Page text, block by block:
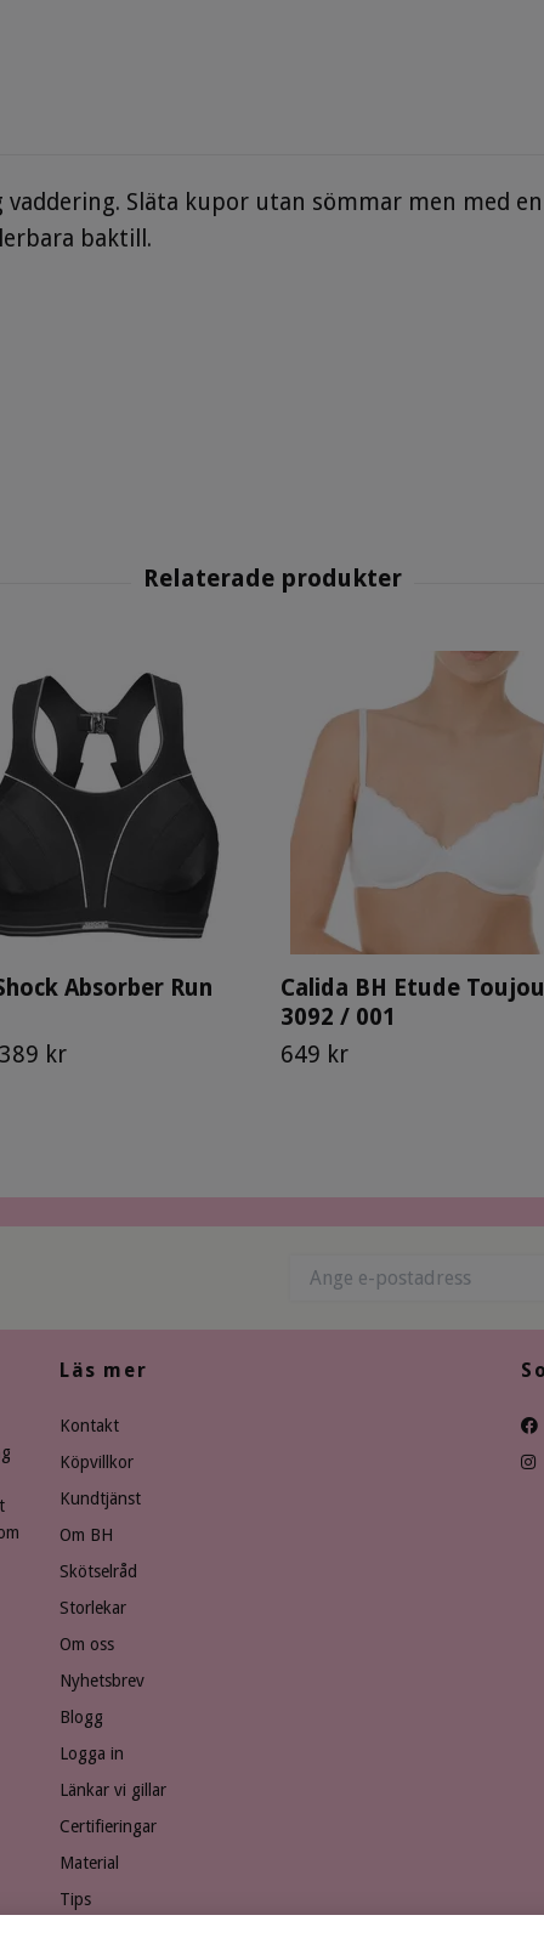
Släta kupor utan sömmar men med
baktill.
Absorber Run
389 kr
Calida BH Etude
3092 / 001
649 kr
Läs mer
Kontakt
Köpvillkor
Kundtjänst
Om BH
Skötselråd
Storlekar
Om oss
Nyhetsbrev
Blogg
Logga in
Länkar vi gillar
Certifieringar
Material
Tips